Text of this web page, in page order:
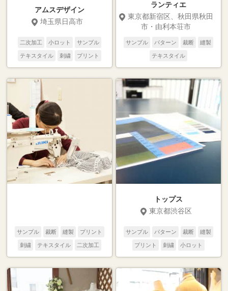
アムスデザイン
埼玉県日高市
二次加工 小ロット サンプル
テキスタイル 刺繍 プリント
縫製 裁断 パターン
ランティエ
東京都新宿区、秋田県秋田
市・由利本荘市
サンプル パターン 裁断 縫製
テキスタイル
サンプル 裁断 縫製 プリント
刺繍 テキスタイル 二次加工
トップス
東京都渋谷区
サンプル パターン 裁断 縫製
プリント 刺繍 小ロット